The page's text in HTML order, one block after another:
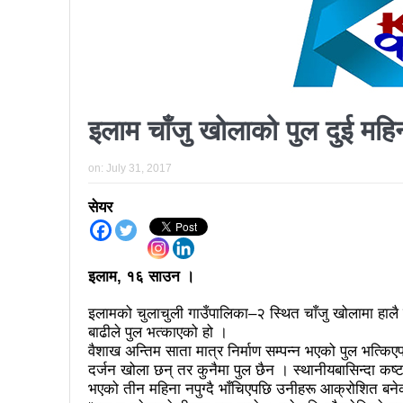
प्रतिनिधिसभा सदस्य
निर्वाचनले सङ्घीय
पुरस्कार वितरणबिनै काउन्सिलले
समाचार हटाउने अदालतको आदेश
लोकतान्त्रिक सहिद सन्तति वृत्ति
नवलपरासी काठमाडौँ सम्पर्क
इलाम चाँजु खोलाको पुल दुई
on: July 31, 2017
सेयर
इलाम, १६ साउन ।
इलामको चुलाचुली गाउँपालिका–२ स्थित चाँजु खोलामा
बाढीले पुल भत्काएको हो ।
वैशाख अन्तिम साता मात्र निर्माण सम्पन्न भएको पुल
दर्जन खोला छन् तर कुनैमा पुल छैन । स्थानीयबासिन्दा
भएको तीन महिना नपुग्दै भाँचिएपछि उनीहरू आक्रोशित